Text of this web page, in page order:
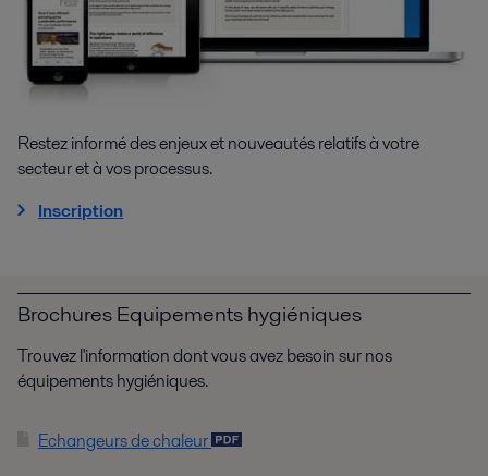
Restez informé des enjeux et nouveautés relatifs à votre
secteur et à vos processus.
Inscription
Brochures Equipements hygiéniques
Trouvez l'information dont vous avez besoin sur nos
équipements hygiéniques.
Echangeurs de chaleur